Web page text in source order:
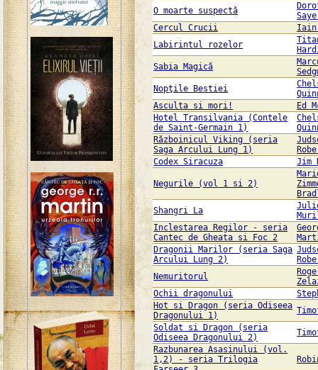
O moarte suspectă
Cercul Crucii
Iain
Labirintul rozelor
Sabia Magică
Nopţile Bestiei
Asculta si mori!
Ed
Hotel Transilvania (Contele
de Saint-Germain 1)
Războinicul Viking (seria
Saga Arcului Lung 1)
Codex Siracuza
Jim
Negurile (vol 1 si 2)
Shangri La
Inclestarea Regilor - seria
Cantec de Gheata si Foc 2
Dragonii Marilor (seria Saga
Arcului Lung 2)
Nemuritorul
Ochii dragonului
Hot si Dragon (seria Odiseea
Dragonului 1)
Soldat si Dragon (seria
Odiseea Dragonului 2)
Razbunarea Asasinului (vol.
1,2) - seria Trilogia